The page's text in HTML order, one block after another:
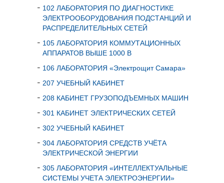
102 ЛАБОРАТОРИЯ ПО ДИАГНОСТИКЕ
ЭЛЕКТРООБОРУДОВАНИЯ ПОДСТАНЦИЙ И
РАСПРЕДЕЛИТЕЛЬНЫХ СЕТЕЙ
105 ЛАБОРАТОРИЯ КОММУТАЦИОННЫХ
АППАРАТОВ ВЫШЕ 1000 В
106 ЛАБОРАТОРИЯ «Электрощит Самара»
207 УЧЕБНЫЙ КАБИНЕТ
208 КАБИНЕТ ГРУЗОПОДЪЕМНЫХ МАШИН
301 КАБИНЕТ ЭЛЕКТРИЧЕСКИХ СЕТЕЙ
302 УЧЕБНЫЙ КАБИНЕТ
304 ЛАБОРАТОРИЯ СРЕДСТВ УЧЁТА
ЭЛЕКТРИЧЕСКОЙ ЭНЕРГИИ
305 ЛАБОРАТОРИЯ «ИНТЕЛЛЕКТУАЛЬНЫЕ
СИСТЕМЫ УЧЕТА ЭЛЕКТРОЭНЕРГИИ»